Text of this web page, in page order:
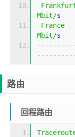
Mbit/
France
Mbit/
路由
回程路由